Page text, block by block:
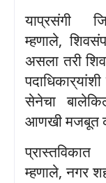
याप्रसंगी
म्हणाले,
असला तरी
पदाधिकार्
सेनेचा
आणखी मजबूत
म्हणाले,नगर